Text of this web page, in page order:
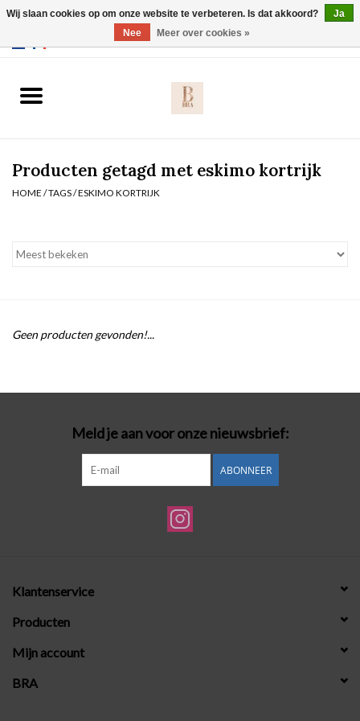
Slip
Nachtmode
Badmode
Lingerie-accessoires
Cadeaubonnen
Producten getagd met eskimo kortrijk
HOME /TAGS/ESKIMO KORTRIJK
Geen producten gevonden!...
Meld je aan voor onze nieuwsbrief:
ABONNEER
Klantenservice
Producten
Mijn account
BRA
Wij slaan cookies op om onze website te verbeteren. Is dat akkoord?
Ja
Nee
Meer over cookies »
Webshop werkt met EU maten. .